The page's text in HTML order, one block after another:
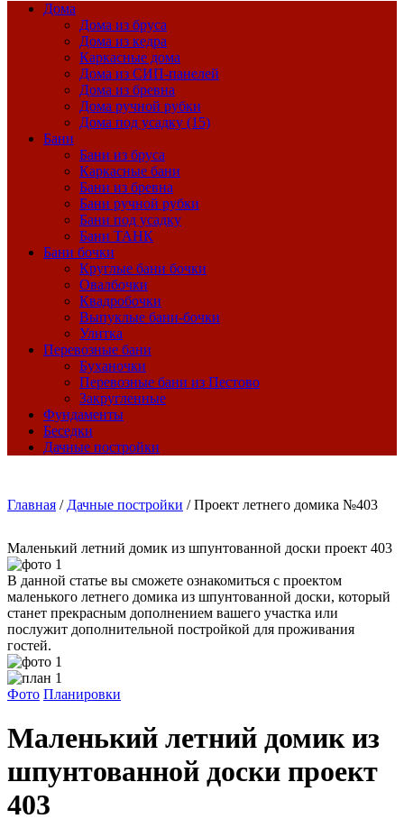
Дома
Дома из бруса
Дома из кедра
Каркасные дома
Дома из СИП-панелей
Дома из бревна
Дома ручной рубки
Дома под усадку (15)
Бани
Бани из бруса
Каркасные бани
Бани из бревна
Бани ручной рубки
Бани под усадку
Бани ТАНК
Бани бочки
Круглые бани бочки
Овалбочки
Квадробочки
Выпуклые бани-бочки
Улитка
Перевозные бани
Буханочки
Перевозные бани из Пестово
Закругленные
Фундаменты
Беседки
Дачные постройки
Главная / Дачные постройки /Проект летнего домика №403
Маленький летний домик из шпунтованной доски проект 403
В данной статье вы сможете ознакомиться с проектом
маленького летнего домика из шпунтованной доски, который
станет прекрасным дополнением вашего участка или
послужит дополнительной постройкой для проживания
гостей.
Фото Планировки
Маленький летний домик из
шпунтованной доски проект
403